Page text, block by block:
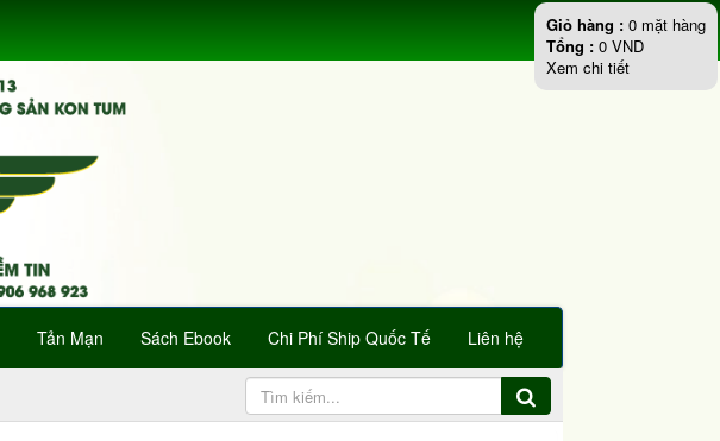
Tản Mạn Sách Ebook Chi Phí Ship Quốc Tế Liên hệ
Giỏ hàng : 0 mặt hàng
Tổng : 0 VND
Xem chi tiết